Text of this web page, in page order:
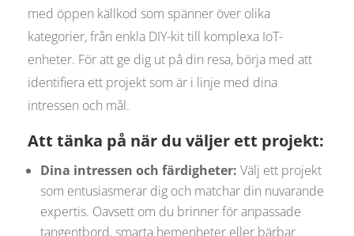
med öppen källkod som spänner över olika
kategorier, från enkla DIY-kit till komplexa IoT-
enheter. För att ge dig ut på din resa, börja med att
identifiera ett projekt som är i linje med dina
intressen och mål.
Att tänka på när du väljer ett projekt:
Dina intressen och färdigheter: Välj ett projekt
som entusiasmerar dig och matchar din nuvarande
expertis. Oavsett om du brinner för anpassade
tangentbord, smarta hemenheter eller bärbar